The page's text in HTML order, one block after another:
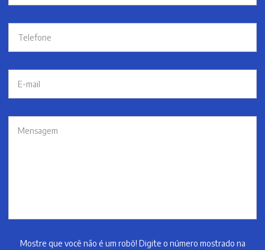
Mostre que você não é um robô! Digite o número mostrado na